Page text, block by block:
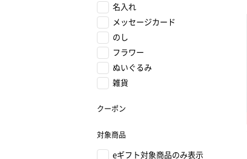
名入れ
メッセージカード
のし
フラワー
ぬいぐるみ
雑貨
クーポン
対象商品
eギフト対象商品のみ表示